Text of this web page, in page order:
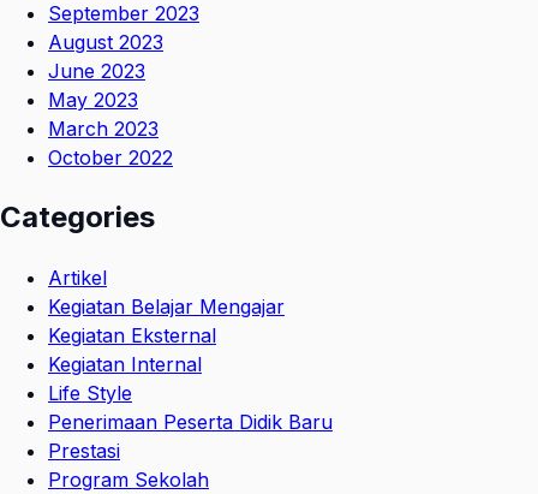
September 2023
August 2023
June 2023
May 2023
March 2023
October 2022
Categories
Artikel
Kegiatan Belajar Mengajar
Kegiatan Eksternal
Kegiatan Internal
Life Style
Penerimaan Peserta Didik Baru
Prestasi
Program Sekolah